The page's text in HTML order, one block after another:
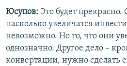
Юсупов: Это будет прекрасно.
насколько увеличатся
невозможно. Но то, что они
однозначно. Другое дело –
конвертации, нужно сделать